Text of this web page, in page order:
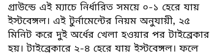
গ্রাউন্ডে এই ম্যাচে নির্ধারিত সময়ে ০-১ হেরে যায়
ইস্টবেঙ্গল। এই টুর্নামেন্টের নিয়ম অনুযায়ী, ২৫
মিনিট করে দুই অর্ধের খেলা হওয়ার পর টাইব্রেকার
হয়। টাইব্রেকারে ২-৪ হেরে যায় ইস্টবেঙ্গল। ফলে